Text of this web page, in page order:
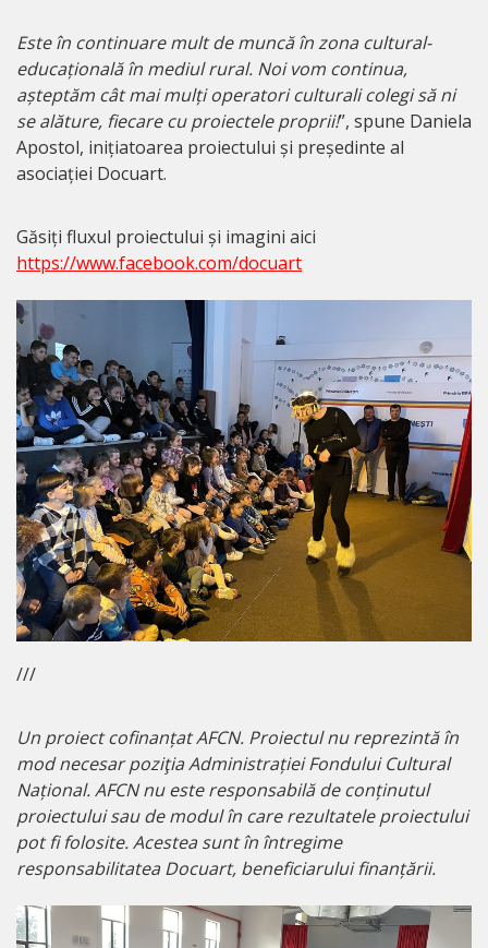
Este în continuare mult de muncă în zona cultural-
educațională în mediul rural. Noi vom continua,
așteptăm cât mai mulți operatori culturali colegi să ni
se alăture, fiecare cu proiectele proprii!”, spune Daniela
Apostol, inițiatoarea proiectului și președinte al
asociației Docuart.
Găsiți fluxul proiectului și imagini aici
https://www.facebook.com/docuart
///
Un proiect cofinanțat AFCN. Proiectul nu reprezintă în
mod necesar poziţia Administrației Fondului Cultural
Național. AFCN nu este responsabilă de conținutul
proiectului sau de modul în care rezultatele proiectului
pot fi folosite. Acestea sunt în întregime
responsabilitatea Docuart, beneficiarului finanțării.